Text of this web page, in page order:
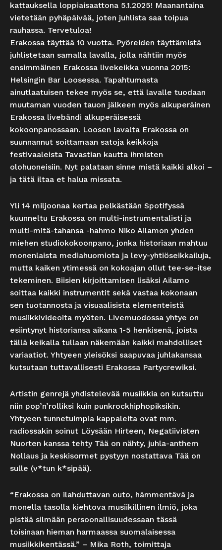
kattauksella loppiaisaattona 5.1.2025! Maanantaina
vietetään pyhäpäivää, joten juhlista saa toipua
rauhassa. Tervetuloa!
Erakossa täyttää 10 vuotta. Pyöreiden täyttämistä
juhlistetaan samalla lavalla, jolla nähtiin myös
ensimmäinen Erakossa livekeikka vuonna 2015:
Helsingin Bar Loosessa. Tapahtumasta
ainutlaatuisen tekee myös se, että lavalle tuodaan
muutaman vuoden tauon jälkeen myös alkuperäinen
Erakossa livebändi alkuperäisessä
kokoonpanossaan. Loosen lavalta Erakossa on
suunnannut soittamaan satoja keikkoja
festivaaleista Tavastian kautta ihmisten
olohuoneisiin. Nyt palataan sinne mistä kaikki alkoi –
ja tätä iltaa et halua missata.
Yli 14 miljoonaa kertaa pelkästään Spotifyssä
kuunneltu Erakossa on multi-instrumentalisti ja
multi-mitä-tahansa -hahmo Niko Ailamon yhden
miehen studiokokoonpano, jonka historiaan mahtuu
monenlaista mediahuomiota ja levy-yhtiöseikkailuja,
mutta kaiken ytimessä on kokoajan ollut tee-se-itse
tekeminen. Biisien kirjoittamisen lisäksi Ailamo
soittaa kaikki instrumentit sekä vastaa kokonaan
sen tuotannosta ja visuaalisista elementeistä
musiikkivideoita myöten. Livemuodossa yhtye on
esiintynyt historiansa aikana 1-5 henkisenä, joista
tällä keikalla tullaan näkemään kaikki mahdolliset
variaatiot. Yhtyeen yleisöksi saapuvaa juhlakansaa
kutsutaan tuttavallisesti Erakossa Partycrewiksi.
Artistin genrejä yhdistelevää musiikkia on kutsuttu
niin pop’n’rolliksi kuin punkrockhiphopiksikin.
Yhtyeen tunnetuimpia kappaleita ovat mm.
radiossakin soinut Löysään Hirteen, Negatiivisten
Nuorten kanssa tehty Tää on nähty, juhla-anthem
Nollaus ja keskisormet pystyyn nostattava Tää on
sulle (v*tun k*sipää).
“Erakossa on ilahduttavan outo, hämmentävä ja
monella tasolla kiehtova musiikillinen ilmiö, joka
pistää silmään persoonallisuudessaan tässä
toisinaan hieman harmaassa suomalaisessa
musiikkikentässä.” – Mika Roth, toimittaja